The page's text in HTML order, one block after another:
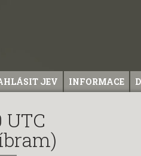
JEV INFORMACE
UTC